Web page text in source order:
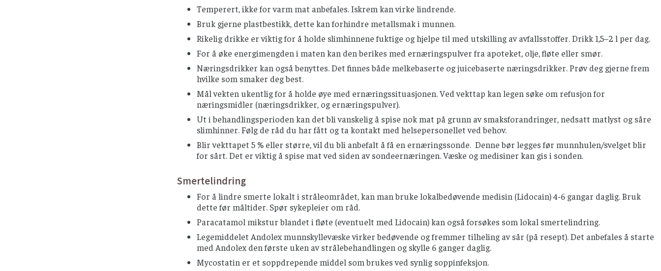
Temperert, ikke for varm mat anbefales. Iskrem kan virke lindrende.
Bruk gjerne plastbestikk, dette kan forhindre metallsmak i munnen.
Rikelig drikke er viktig for å holde slimhinnene fuktige og hjelpe til med utskilling av avfallsstoffer. Drikk 1,5–2 l per dag.
For å øke energimengden i maten kan den berikes med ernæringspulver fra apoteket, olje, fløte eller smør.
Næringsdrikker kan også benyttes. Det finnes både melkebaserte og juicebaserte næringsdrikker. Prøv deg gjerne frem
hvilke som smaker deg best.
Mål vekten ukentlig for å holde øye med ernæringssituasjonen. Ved vekttap kan legen søke om refusjon for
næringsmidler (næringsdrikker, og ernæringspulver).
Ut i behandlingsperioden kan det bli vanskelig å spise nok mat på grunn av smaksforandringer, nedsatt matlyst og såre
slimhinner. Følg de råd du har fått og ta kontakt med helsepersonellet ved behov.
Blir vekttapet 5 % eller større, vil du bli anbefalt å få en ernæringssonde. Denne bør legges før munnhulen/svelget blir
for sårt. Det er viktig å spise mat ved siden av sondeernæringen. Væske og medisiner kan gis i sonden.
Smertelindring
For å lindre smerte lokalt i stråleområdet, kan man bruke lokalbedøvende medisin (Lidocain) 4-6 gangar daglig. Bruk
dette før måltider. Spør sykepleier om råd.
Paracatamol mikstur blandet i fløte (eventuelt med Lidocain) kan også forsøkes som lokal smertelindring.
Legemiddelet Andolex munnskyllevæske virker bedøvende og fremmer tilheling av sår (på resept). Det anbefales å starte
med Andolex den første uken av strålebehandlingen og skylle 6 ganger daglig.
Mycostatin er et soppdrepende middel som brukes ved synlig soppinfeksjon.